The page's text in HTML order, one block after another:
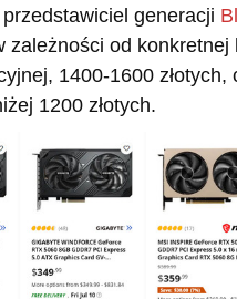
generacji
zależności od konkretnej
1400-1600 złotych,
1200 złotych.